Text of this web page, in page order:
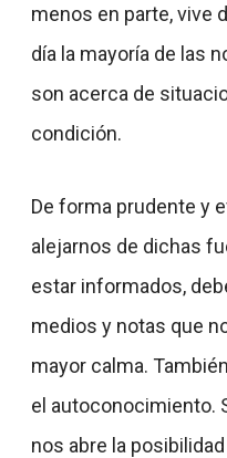
menos en parte, vive
día la mayoría de las
son acerca de
condición.
De forma prudente y
alejarnos de dichas
estar informados,
medios y notas que
mayor calma.
el autoconocimiento.
nos abre la